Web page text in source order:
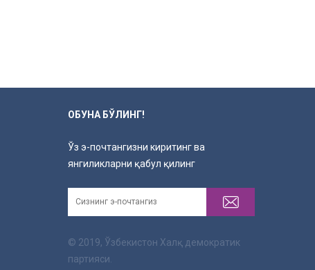
ОБУНА БЎЛИНГ!
Ўз э-почтангизни киритинг ва
янгиликларни қабул қилинг
© 2019, Ўзбекистон Халқ демократик
партияси.